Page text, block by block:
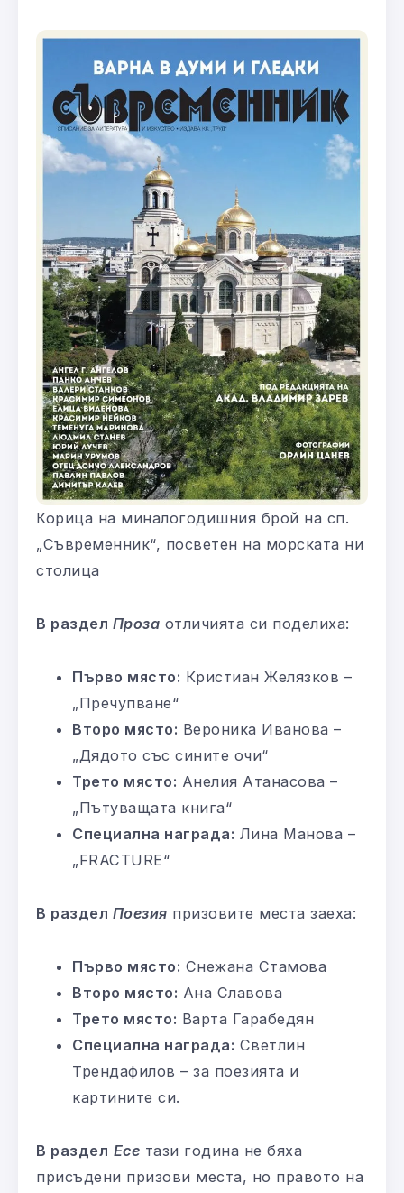
Корица на миналогодишния брой на сп.
„Съвременник“, посветен на морската ни
столица
В раздел Проза отличията си поделиха:
Първо място: Кристиан Желязков –
„Пречупване“
Второ място: Вероника Иванова –
„Дядото със сините очи“
Трето място: Анелия Атанасова –
„Пътуващата книга“
Специална награда: Лина Манова –
„FRACTURE“
В раздел Поезия призовите места заеха:
Първо място: Снежана Стамова
Второ място: Ана Славова
Трето място: Варта Гарабедян
Специална награда: Светлин
Трендафилов – за поезията и
картините си.
В раздел Есе тази година не бяха
присъдени призови места, но правото на